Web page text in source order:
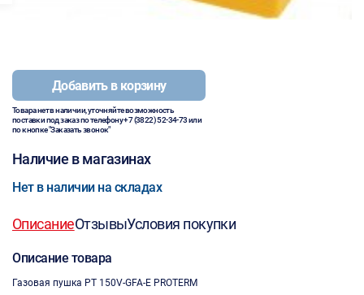
Добавить в корзину
Товара нет в наличии, уточняйте возможность
поставки под заказ по телефону+7 (3822) 52-34-73или
по кнопке "Заказать звонок"
Наличие в магазинах
Нет в наличии на складах
ОписаниеОтзывыУсловия покупки
Описание товара
Газовая пушка PT 150V-GFA-E PROTERM